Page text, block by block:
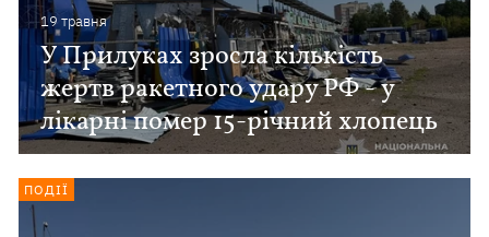
19 травня
У Прилуках зросла кількість
жертв ракетного удару РФ - у
лікарні помер 15-річний хлопець
ПОДІЇ